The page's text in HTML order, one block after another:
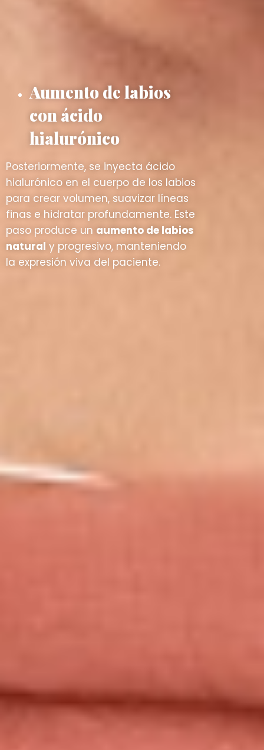
Aumento de labios
con ácido
hialurónico
Posteriormente, se inyecta ácido
hialurónico en el cuerpo de los labios
para crear volumen, suavizar líneas
finas e hidratar profundamente. Este
paso produce un aumento de labios
natural y progresivo, manteniendo
la expresión viva del paciente.